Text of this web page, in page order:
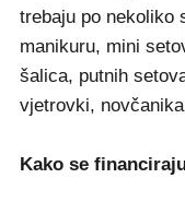
trebaju po nekoliko
manikuru, mini
šalica, putnih
vjetrovki,
Kako se